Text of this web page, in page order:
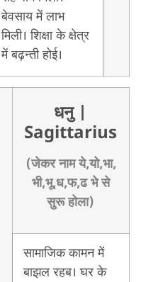
बेवसाय में लाभ
मिली। शिक्षा के क्षेत्र
में बढ़न्ती होई।
धनु
Sagittarius
(जेकर नाम ये,यो,भा,
भी,भू,ध,फ,ढ भे से
सुरू होला)
सामाजिक कामन में
बाझल रहब। घर के